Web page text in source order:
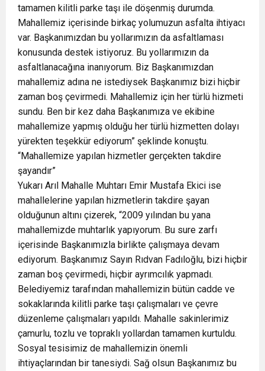
tamamen kilitli parke taşı ile döşenmiş durumda.
Mahallemiz içerisinde birkaç yolumuzun asfalta ihtiyacı
var. Başkanımızdan bu yollarımızın da asfaltlaması
konusunda destek istiyoruz. Bu yollarımızın da
asfaltlanacağına inanıyorum. Biz Başkanımızdan
mahallemiz adına ne istediysek Başkanımız bizi hiçbir
zaman boş çevirmedi. Mahallemiz için her türlü hizmeti
sundu. Ben bir kez daha Başkanımıza ve ekibine
mahallemize yapmış olduğu her türlü hizmetten dolayı
yürekten teşekkür ediyorum” şeklinde konuştu.
“Mahallemize yapılan hizmetler gerçekten takdire
şayandır”
Yukarı Arıl Mahalle Muhtarı Emir Mustafa Ekici ise
mahallelerine yapılan hizmetlerin takdire şayan
olduğunun altını çizerek, “2009 yılından bu yana
mahallemizde muhtarlık yapıyorum. Bu sure zarfı
içerisinde Başkanımızla birlikte çalışmaya devam
ediyorum. Başkanımız Sayın Rıdvan Fadıloğlu, bizi hiçbir
zaman boş çevirmedi, hiçbir ayrımcılık yapmadı.
Belediyemiz tarafından mahallemizin bütün cadde ve
sokaklarında kilitli parke taşı çalışmaları ve çevre
düzenleme çalışmaları yapıldı. Mahalle sakinlerimiz
çamurlu, tozlu ve topraklı yollardan tamamen kurtuldu.
Sosyal tesisimiz de mahallemizin önemli
ihtiyaçlarından bir tanesiydi. Sağ olsun Başkanımız bu